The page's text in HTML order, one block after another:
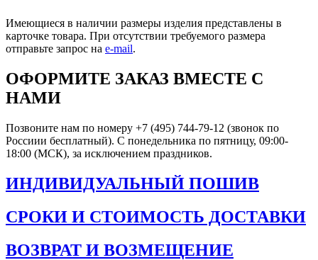
Имеющиеся в наличии размеры изделия представлены в
карточке товара. При отсутствии требуемого размера
отправьте запрос на e-mail.
ОФОРМИТЕ ЗАКАЗ ВМЕСТЕ С
НАМИ
Позвоните нам по номеру +7 (495) 744-79-12 (звонок по
Россиии бесплатный). С понедельника по пятницу, 09:00-
18:00 (МСК), за исключением праздников.
ИНДИВИДУАЛЬНЫЙ ПОШИВ
СРОКИ И СТОИМОСТЬ ДОСТАВКИ
ВОЗВРАТ И ВОЗМЕЩЕНИЕ